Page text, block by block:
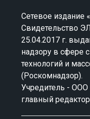
Сетевое издание
Свидетельство
25.04.2017 г.
надзору в сфере
технологий и
(Роскомнадзор).
Учредитель - ООО
главный